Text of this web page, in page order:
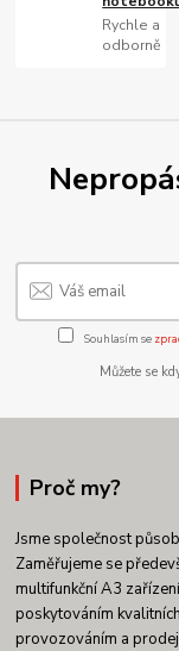
Rychle a
odborně
Souhlasím se
Můžete se
Proč my?
Jsme společnost
Zaměřujeme se
multifunkční A3
poskytováním
provozováním a